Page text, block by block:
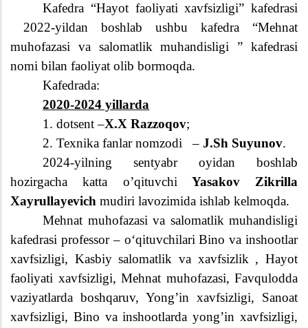
Kafedra “Hayot faoliyati xavfsizligi” kafedrasi
2022-yildan boshlab ushbu kafedra “Mehnat
muhofazasi va salomatlik muhandisligi ” kafedrasi
nomi bilan faoliyat olib bormoqda.
Kafedrada:
2020-2024 yillarda
1. dotsent –X.X Razzoqov;
2. Texnika fanlar nomzodi
–J.Sh Suyunov.
2024-yilningsentyabr
oyidan boshlab
hozirgachakatta o’qituvchi
Yasakov Zikrilla
Xayrullayevich mudiri lavozimida ishlab kelmoqda.
Mehnat muhofazasi va salomatlik muhandisligi
kafedrasi professor – o‘qituvchilari Bino va inshootlar
xavfsizligi, Kasbiy salomatlik va xavfsizlik , Hayot
faoliyati xavfsizligi, Mehnat muhofazasi, Favqulodda
vaziyatlarda boshqaruv, Yong’in xavfsizligi, Sanoat
xavfsizligi, Bino va inshootlarda yong’in xavfsizligi,